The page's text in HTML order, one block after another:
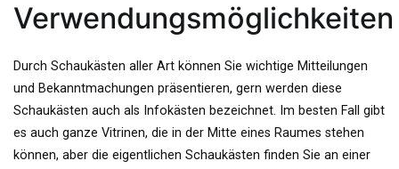
Verwendungsmöglichkeiten
Durch Schaukästen aller Art können Sie wichtige Mitteilungen
und Bekanntmachungen präsentieren, gern werden diese
Schaukästen auch als Infokästen bezeichnet. Im besten Fall gibt
es auch ganze Vitrinen, die in der Mitte eines Raumes stehen
können, aber die eigentlichen Schaukästen finden Sie an einer